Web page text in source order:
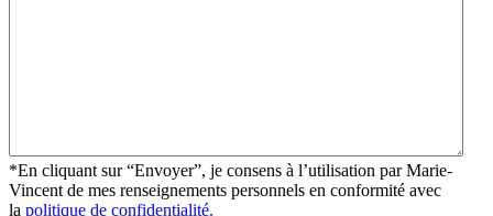
*En cliquant sur “Envoyer”, je consens à l’utilisation par Marie-
Vincent de mes renseignements personnels en conformité avec
la politique de confidentialité.